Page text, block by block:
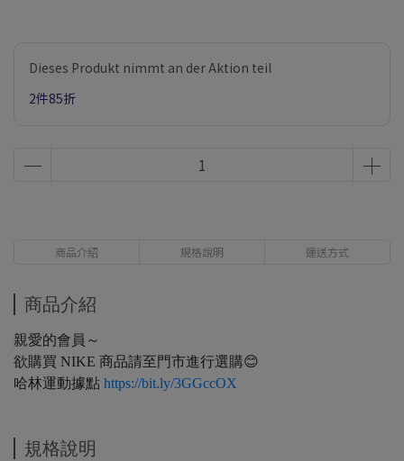
Dieses Produkt nimmt an der Aktion teil
2件85折
商品介紹 規格說明 運送方式
商品介紹
親愛的會員～
欲購買 NIKE 商品請至門市進行選購😊
哈林運動據點 https://bit.ly/3GGccOX
規格說明